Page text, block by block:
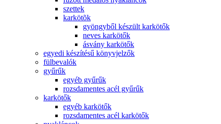
szettek
karkötõk
gyöngyből készült karkötők
neves karkötők
ásvány karkötők
egyedi készítésű könyvjelzők
fülbevalók
gyűrűk
egyéb gyűrűk
rozsdamentes acél gyűrűk
karkötők
egyéb karkötők
rozsdamentes acél karkötők